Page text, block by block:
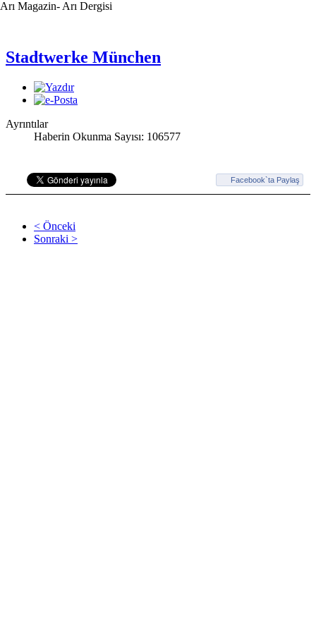
Arı Magazin- Arı Dergisi
Stadtwerke München
Ayrıntılar
Haberin Okunma Sayısı: 106577
Facebook`ta Paylaş
< Önceki
Sonraki >